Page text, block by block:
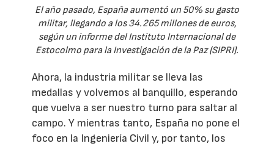
El año pasado, España aumentó un 50% su gasto
militar, llegando a los 34.265 millones de euros,
según un informe del Instituto Internacional de
Estocolmo para la Investigación de la Paz (SIPRI).
Ahora, la industria militar se lleva las
medallas y volvemos al banquillo, esperando
que vuelva a ser nuestro turno para saltar al
campo. Y mientras tanto, España no pone el
foco en la Ingeniería Civil y, por tanto, los